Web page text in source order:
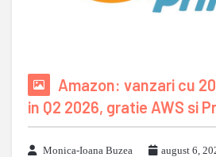
Amazon: vanzari cu
in Q2 2026, gratie AWS si
Monica-Ioana Buzea
august 6,